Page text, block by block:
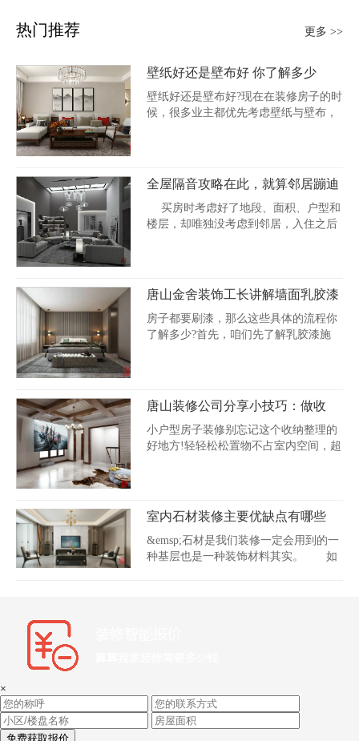
更多 >>
热门推荐
壁纸好还是壁布好 你了解多少
壁纸好还是壁布好?现在在装修房子的时
候，很多业主都优先考虑壁纸与壁布，
全屋隔音攻略在此，就算邻居蹦迪
也不再怕了!
买房时考虑好了地段、面积、户型和
楼层，却唯独没考虑到邻居，入住之后
唐山金舍装饰工长讲解墙面乳胶漆
施工流程
房子都要刷漆，那么这些具体的流程你
了解多少?首先，咱们先了解乳胶漆施
唐山装修公司分享小技巧：做收
纳，很多人忘了
小户型房子装修别忘记这个收纳整理的
好地方!轻轻松松置物不占室内空间，超
室内石材装修主要优缺点有哪些
&emsp;石材是我们装修一定会用到的一
种基层也是一种装饰材料其实。 如
×
免费获取报价